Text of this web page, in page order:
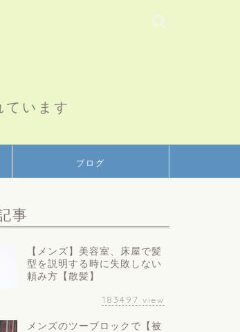
ています
ブログ
事
【メンズ】美容室、床屋で髪
型を説明する時に失敗しない
頼み方【散髪】
183497 view
メンズのツーブロックで【被